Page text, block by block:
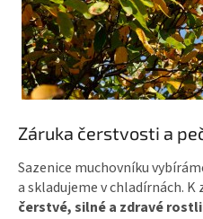
Záruka čerstvosti a
Sazenice muchovníku
a skladujeme v chladírnách.
čerstvé, silné a zdravé